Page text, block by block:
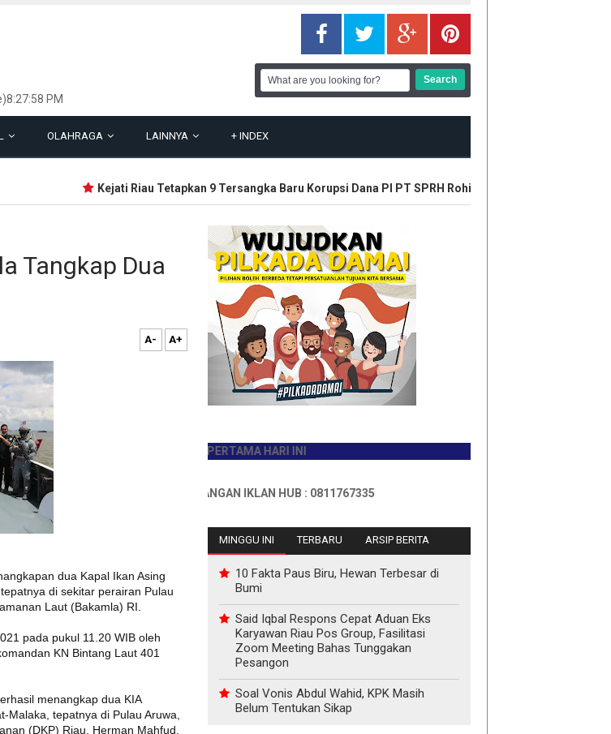
PM
OLAHRAGA LAINNYA + INDEX
Kejati Riau Tetapkan 9 Tersangka Baru Korupsi Dana PI PT SPRH Rohil
Tangkap Dua
A- A+
dua Kapal Ikan Asing
di sekitar perairan Pulau
Laut (Bakamla) RI.
pada pukul 11.20 WIB oleh
KN Bintang Laut 401
menangkap dua KIA
tepatnya di Pulau Aruwa,
(DKP) Riau, Herman Mahfud,
JADILAH PEMBACA PERTAMA HARI INI
INFO PEMASANGAN IKLAN HUB : 0811767335
MINGGU INI TERBARU ARSIP BERITA
10 Fakta Paus Biru, Hewan Terbesar di
Bumi
Said Iqbal Respons Cepat Aduan Eks
Karyawan Riau Pos Group, Fasilitasi
Zoom Meeting Bahas Tunggakan
Pesangon
Soal Vonis Abdul Wahid, KPK Masih
Belum Tentukan Sikap